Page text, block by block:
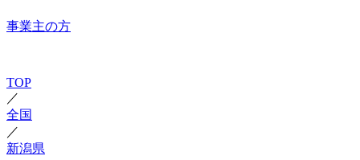
事業主の方
TOP
／
全国
／
新潟県